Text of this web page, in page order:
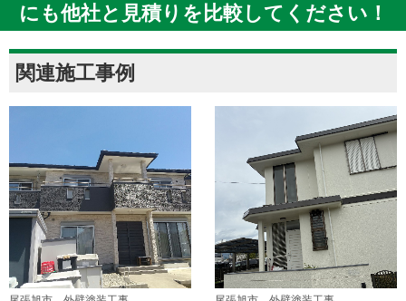
にも他社と見積りを比較してください！
関連施工事例